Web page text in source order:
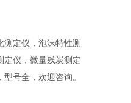
定仪，泡沫特性测
定仪，微量残炭测定
号全，欢迎咨询。